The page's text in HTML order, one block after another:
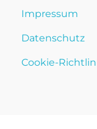
Impressum
Datenschutz
Cookie-